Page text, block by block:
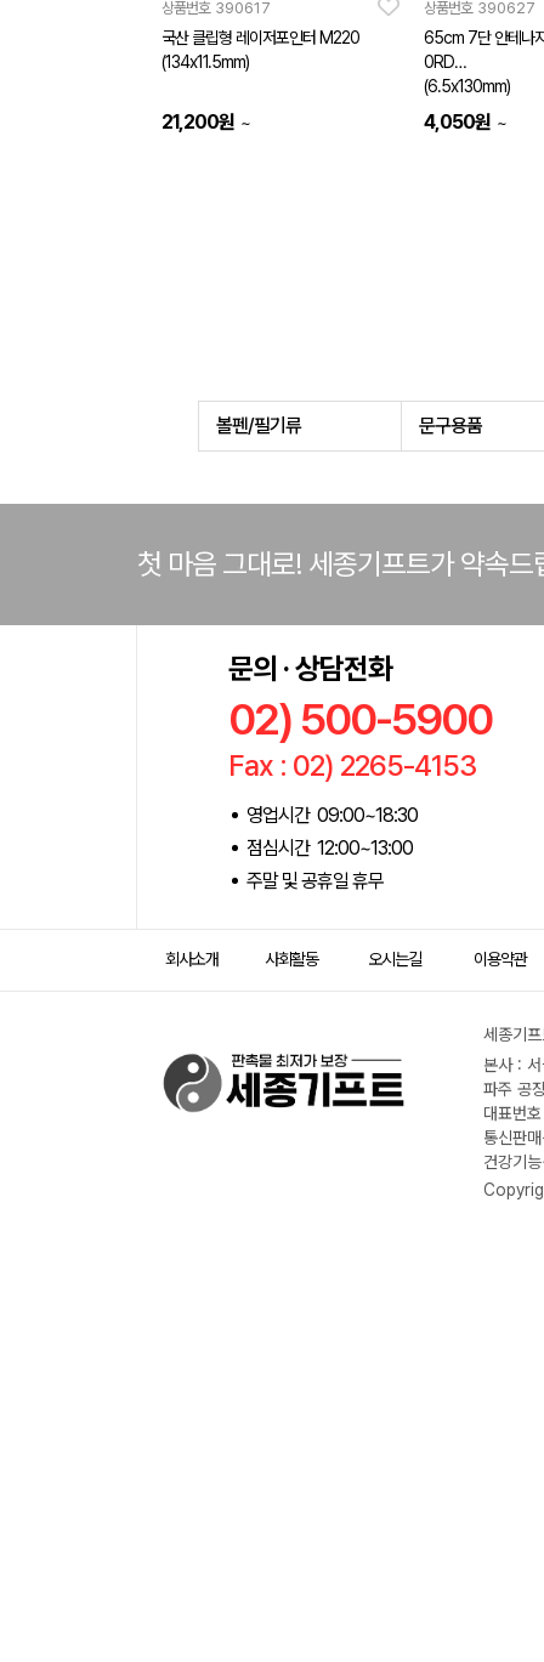
상품번호 390617
국산 클립형 레이저포인터 M220
(134x11.5mm)
21,200원 ~
상품번호 390627
65cm 7단 안테나
0RD
(6.5x130mm)
4,050원 ~
볼펜/필기류 문구용품
첫 마음 그대로! 세종기프트가 약속드
문의 · 상담전화
02) 500-5900
Fax : 02) 2265-4153
영업시간 09:00~18:30
점심시간 12:00~13:00
주말 및 공휴일 휴무
회사소개 사회활동 오시는길 이용약관
세종기
본사 :
파주 공
대표번
통신판
건강기